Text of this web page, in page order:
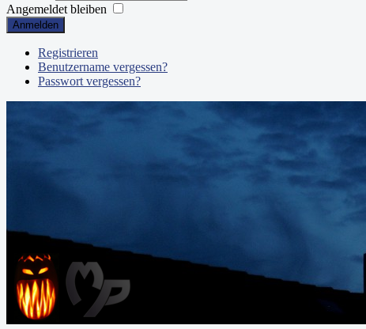
Angemeldet bleiben
Anmelden
Registrieren
Benutzername vergessen?
Passwort vergessen?